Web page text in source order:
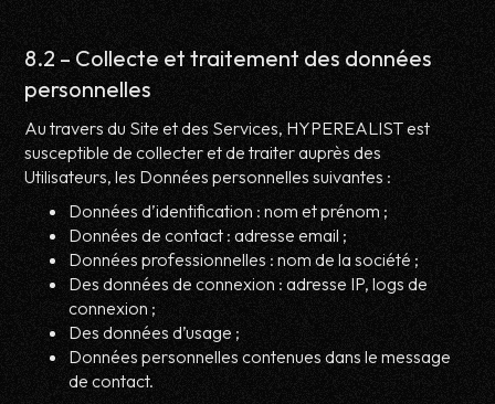
8.2 – Collecte et traitement des données
personnelles
Au travers du Site et des Services, HYPEREALIST est
susceptible de collecter et de traiter auprès des
Utilisateurs, les Données personnelles suivantes :
Données d’identification : nom et prénom ;
Données de contact : adresse email ;
Données professionnelles : nom de la société ;
Des données de connexion : adresse IP, logs de
connexion ;
Des données d’usage ;
Données personnelles contenues dans le message
de contact.